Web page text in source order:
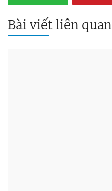
Bài viết liên quan